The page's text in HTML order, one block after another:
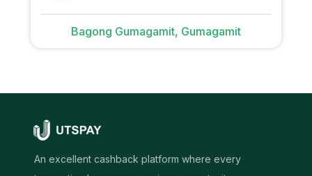
Bagong Gumagamit, Gumagamit
An excellent cashback platform where every